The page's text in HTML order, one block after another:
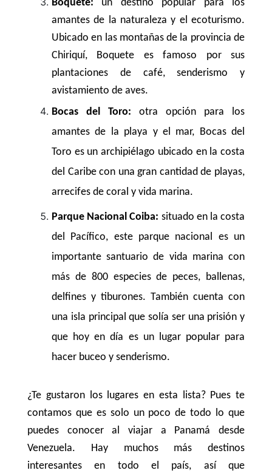
Boquete: un destino popular para los
amantes de la naturaleza y el ecoturismo.
Ubicado en las montañas de la provincia de
Chiriquí, Boquete es famoso por sus
plantaciones de café, senderismo y
avistamiento de aves.
Bocas del Toro: otra opción para los
amantes de la playa y el mar, Bocas del
Toro es un archipiélago ubicado en la costa
del Caribe con una gran cantidad de playas,
arrecifes de coral y vida marina.
Parque Nacional Coiba: situado en la costa
del Pacífico, este parque nacional es un
importante santuario de vida marina con
más de 800 especies de peces, ballenas,
delfines y tiburones. También cuenta con
una isla principal que solía ser una prisión y
que hoy en día es un lugar popular para
hacer buceo y senderismo.
¿Te gustaron los lugares en esta lista? Pues te
contamos que es solo un poco de todo lo que
puedes conocer al viajar a Panamá desde
Venezuela. Hay muchos más destinos
interesantes en todo el país, así que